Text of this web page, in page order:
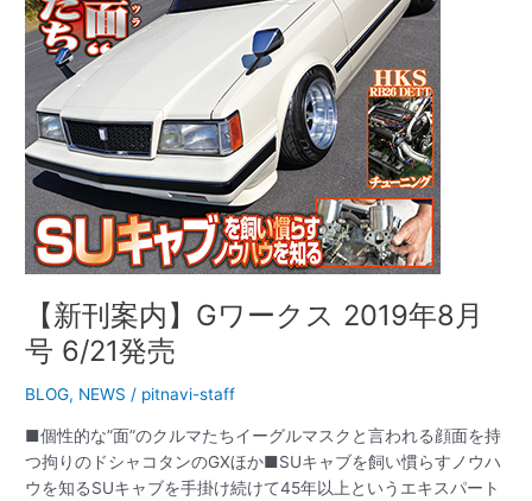
【新刊案内】Gワークス 2019年8月
号 6/21発売
BLOG, NEWS / pitnavi-staff
■個性的な”面”のクルマたちイーグルマスクと言われる顔面を持
つ拘りのドシャコタンのGXほか■SUキャブを飼い慣らすノウハ
ウを知るSUキャブを手掛け続けて45年以上というエキスパート
2019
年
号
6/21
発
売